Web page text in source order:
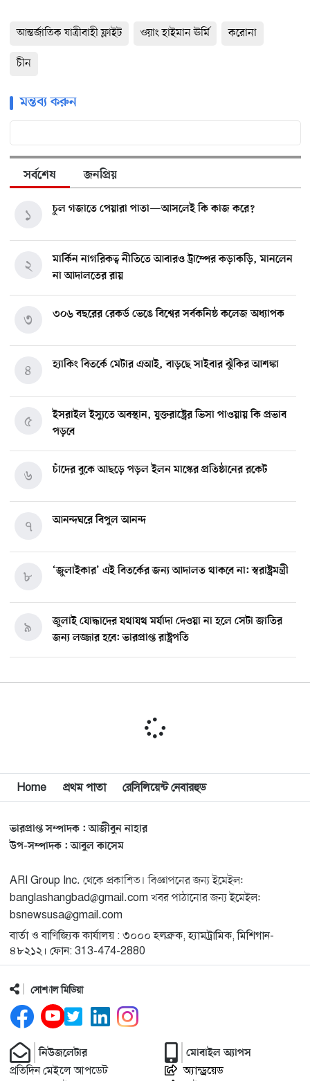
আন্তর্জাতিক যাত্রীবাহী ফ্লাইট ওয়াং হাইমান ঊর্মি
করোনা
চীন
মন্তব্য করুন
সর্বশেষ জনপ্রিয়
চুল গজাতে পেয়ারা পাতা—আসলেই কি কাজ করে?
১
মার্কিন নাগরিকত্ব নীতিতে আবারও ট্রাম্পের কড়াকড়ি, মানলেন
না আদালতের রায়
২
৩০৬ বছরের রেকর্ড ভেঙে বিশ্বের সর্বকনিষ্ঠ কলেজ অধ্যাপক
৩
হ্যাকিং বিতর্কে মেটার এআই, বাড়ছে সাইবার ঝুঁকির আশঙ্কা
৪
ইসরাইল ইস্যুতে অবস্থান, যুক্তরাষ্ট্রের ভিসা পাওয়ায় কি প্রভাব
পড়বে
৫
চাঁদের বুকে আছড়ে পড়ল ইলন মাস্কের প্রতিষ্ঠানের রকেট
৬
আনন্দঘরে বিপুল আনন্দ
৭
‘জুলাইকার’ এই বিতর্কের জন্য আদালত থাকবে না: স্বরাষ্ট্রমন্ত্রী
৮
জুলাই যোদ্ধাদের যথাযথ মর্যাদা দেওয়া না হলে সেটা জাতির
জন্য লজ্জার হবে: ভারপ্রাপ্ত রাষ্ট্রপতি
৯
১০
মিশিগানে দক্ষিণ সুরমা ওয়েলফেয়ার অ্যাসোসিয়েশনের
বিশ্বজুড়ে কূটনৈতিক পুনর্বিন্যাস, ৫ অঞ্চলে মিশন বন্ধ করছে
যুক্তরাষ্ট্র
১২
মিশিগানে ফ্রেন্ডস এন্ড ফ্যামিলির বনভোজনে প্রাণের উচ্ছ্বাস
১৩
মিশিগানে ডেমোক্র্যাটদের প্রাইমারিতে আল-সাইয়েদকে হারাতে
কেন এত মরিয়া ইসারায়েলি লবি এআইপ্যাক
১৪
মুনা দাওয়াহ কনফারেন্স ২০২৬ সম্পর্কে প্রেস ব্রিফিং
১৫
শেখ হাসিনার সঙ্গে সংবাদ সম্মেলনে থাকছেন সাকিব আল
হাসান
১৬
যুক্তরাষ্ট্রকে ছাড়ে বাধ্য করতে কোন কৌশলে ওয়াশিংটনের ওপর
চাপ বাড়াচ্ছে ইরান
১৭
Home প্রথম পাতা রেসিলিয়েন্ট নেবারহুড
ভারপ্রাপ্ত সম্পাদক : আজীবুন নাহার
উপ-সম্পাদক : আবুল কাসেম
ARI Group Inc. থেকে প্রকাশিত। বিজ্ঞাপনের জন্য ইমেইল:
banglashangbad@gmail.com খবর পাঠানোর জন্য ইমেইল:
bsnewsusa@gmail.com
বার্তা ও বাণিজ্যিক কার্যালয় : ৩০০০ হলব্রুক, হ্যামট্রামিক, মিশিগান-
৪৮২১২। ফোন: 313-474-2880
সোশ্যাল মিডিয়া
নিউজলেটার
প্রতিদিন মেইলে আপডেট
মোবাইল অ্যাপস
অ্যান্ড্রয়েড